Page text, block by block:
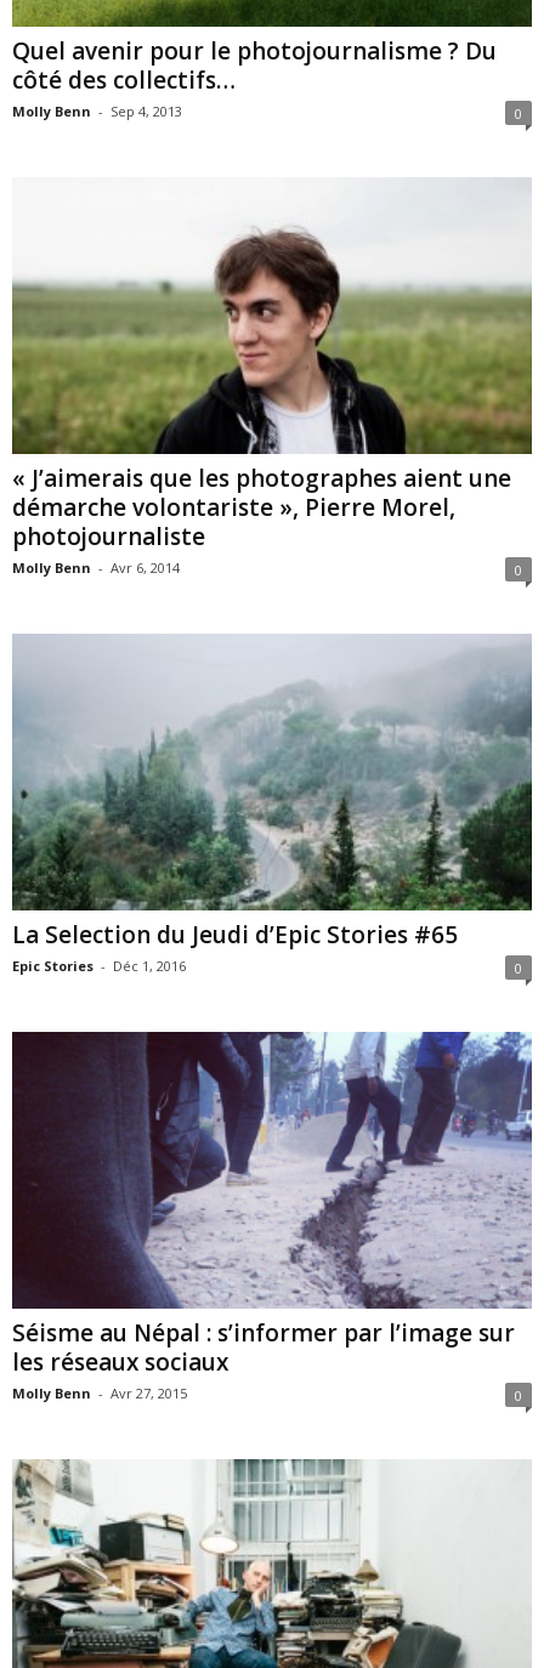
Quel avenir pour le photojournalisme ? Du
côté des collectifs…
Molly Benn - Sep 4, 2013 0
« J’aimerais que les photographes aient une
démarche volontariste », Pierre Morel,
photojournaliste
Molly Benn - Avr 6, 2014 0
La Selection du Jeudi d’Epic Stories #65
Epic Stories - Déc 1, 2016 0
Séisme au Népal : s’informer par l’image sur
les réseaux sociaux
Molly Benn - Avr 27, 2015 0